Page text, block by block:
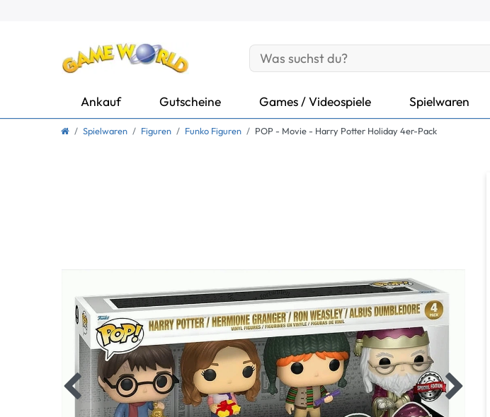
Ankauf Gutscheine Games / Videospiele Spielwaren
Spielwaren Figuren Funko Figuren POP - Movie - Harry Potter Holiday 4er-Pack